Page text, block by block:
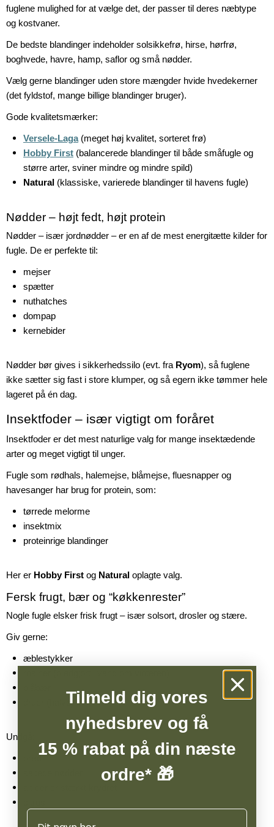
fuglene mulighed for at vælge det, der passer til deres næbtype
og kostvaner.
De bedste blandinger indeholder solsikkefrø, hirse, hørfrø,
boghvede, havre, hamp, saflor og små nødder.
Vælg gerne blandinger uden store mængder hvide hvedekerner
(det fyldstof, mange billige blandinger bruger).
Gode kvalitetsmærker:
Versele-Laga(meget høj kvalitet, sorteret frø)
Hobby First (balancerede blandinger til både småfugle og
større arter, sviner mindre og mindre spild)
Natural (klassiske, varierede blandinger til havens fugle)
Nødder – højt fedt, højt protein
Nødder – især jordnødder – er en af de mest energitætte kilder for
fugle. De er perfekte til:
mejser
spætter
nuthatches
dompap
kernebider
Nødder bør gives i sikkerhedssilo (evt. fraRyom), så fuglene
ikke sætter sig fast i store klumper, og så egern ikke tømmer hele
lageret på én dag.
Insektfoder – især vigtigt om foråret
Insektfoder er det mest naturlige valg for mange insektædende
arter og meget vigtigt til unger.
Fugle som rødhals, halemejse, blåmejse, fluesnapper og
havesanger har brug for protein, som:
tørrede melorme
insektmix
proteinrige blandinger
Her er Hobby First og Natural oplagte valg.
Fersk frugt, bær og “køkkenrester”
Nogle fugle elsker frisk frugt – især solsort, drosler og stære.
Giv gerne:
æblestykker
druer (halve)
Undgå:
Tilmeld dig vores
nyhedsbrev og få
15 % rabat på din næste
ordre* 🎁
Navn